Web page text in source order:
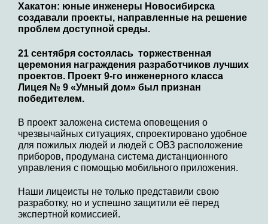
Хакатон: юные инженеры Новосибирска
создавали проекты, направленные на решение
проблем доступной среды.
21 сентября состоялась торжественная
церемония награждения разработчиков лучших
проектов. Проект 9-го инженерного класса
Лицея № 9 «Умный дом» был признан
победителем.
В проект заложена система оповещения о
чрезвычайных ситуациях, спроектировано удобное
для пожилых людей и людей с ОВЗ расположение
приборов, продумана система дистанционного
управления с помощью мобильного приложения.
Наши лицеисты не только представили свою
разработку, но и успешно защитили её перед
экспертной комиссией.